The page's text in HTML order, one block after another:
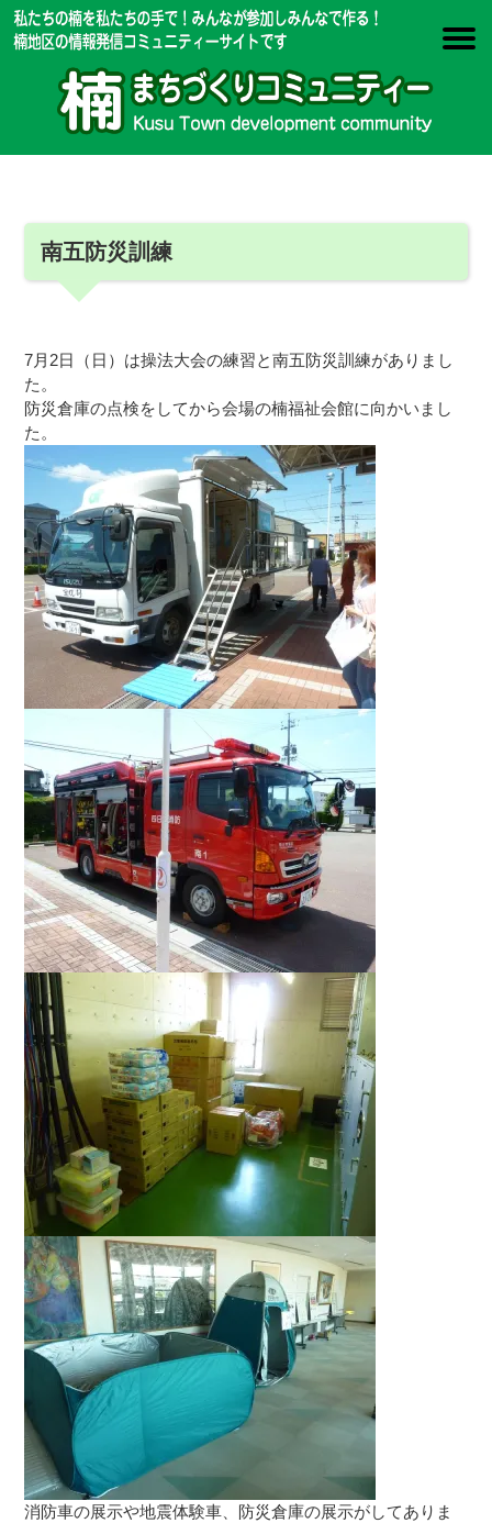
南五防災訓練
7月2日（日）は操法大会の練習と南五防災訓練がありまし
た。
防災倉庫の点検をしてから会場の楠福祉会館に向かいまし
た。
消防車の展示や地震体験車、防災倉庫の展示がしてありま